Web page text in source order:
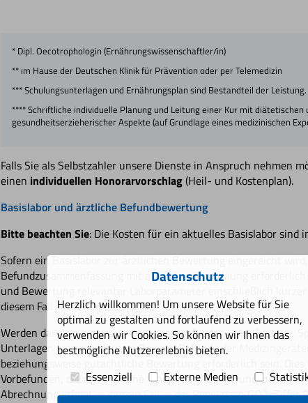
* Dipl. Oecotrophologin (Ernährungswissenschaftler/in)
** im Hause der Deutschen Klinik für Prävention oder per Telemedizin
*** Schulungsunterlagen und Ernährungsplan sind Bestandteil der Leistung.
**** Schriftliche individuelle Planung und Leitung einer Kur mit
gesundheitserzieherischer Aspekte (auf Grundlage eines medizinischen
Falls Sie als Selbstzahler unsere Dienste in Anspruch nehmen
einen individuellen Honorarvorschlag(Heil- und Kostenplan).
Basislabor und ärztliche Befundbewertung
Bitte beachten Sie: Die Kosten für ein aktuelles Basislabor
Sofern ein Basislabor zur ärztlichen Bewertung eingereicht
Befundzusammenfassung mit ärztlicher Einordnung
und Bewertung relevanter Laborparameter einschließlich
diesem Fall in der Regel nach GOÄ-Ziffer 75.
Werden darüber hinaus weitere Laborbefunde, Verlaufslabore,
Unterlagen eingereicht, zum Beispiel Befunde der
beziehungsweise gutachtliche Bewertung erforderlich sein.
Vorbefunden, die medizinische Einordnung der
Abrechnung erfolgt in diesem Fall in der Regel nach GOÄ-Ziffer
Datenschutz
Herzlich willkommen! Um unsere Website für Sie
optimal zu gestalten und fortlaufend zu verbessern,
verwenden wir Cookies. So können wir Ihnen das
bestmögliche Nutzererlebnis bieten.
Essenziell
Externe Medien